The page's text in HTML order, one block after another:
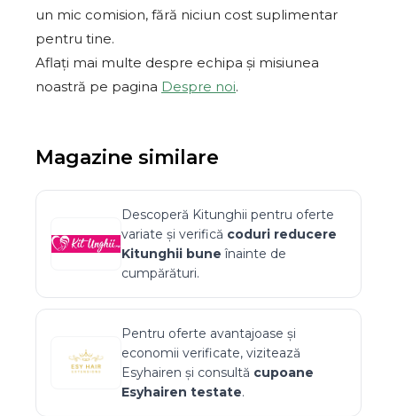
un mic comision, fără niciun cost suplimentar
pentru tine.
Aflați mai multe despre echipa și misiunea
noastră pe pagina Despre noi.
Magazine similare
Descoperă Kitunghii pentru oferte
variate și verifică coduri reducere
Kitunghii bune înainte de
cumpărături.
Pentru oferte avantajoase și
economii verificate, vizitează
Esyhairen și consultă cupoane
Esyhairen testate.